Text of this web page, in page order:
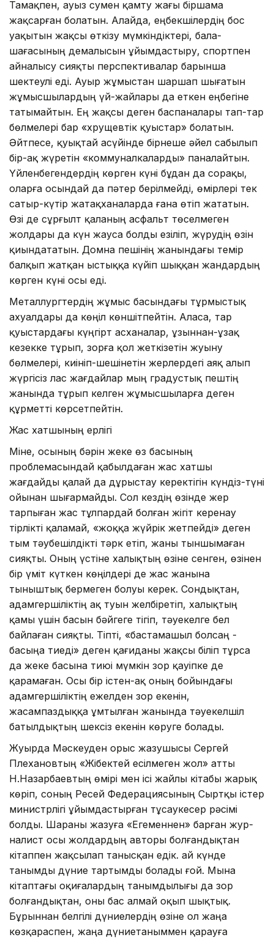
Тамақпен, ауыз сумен қамту жағы біршама
жақсарған бола­тын. Алайда, еңбекшілердің бос
уақытын жақсы өткізу мүмкін­діктері, бала-
шағасының демалысын ұйымдастыру, спортпен
айналысу сияқты перспективалар барынша
шектеулі еді. Ауыр жұмыстан шаршап шығатын
жұмысшылардың үй-жайлары да еткен еңбегіне
татымайтын. Ең жақсы деген баспаналары тап-тар
бөлмелері бар «хрущевтік қуыстар» болатын.
Әйтпесе, қуық­тай асүйінде бірнеше әйел сабылып
бір-ақ жүретін «коммуналкаларды» паналайтын.
Үйленбегендердің көрген күні бұдан да сорақы,
оларға осындай да пәтер берілмейді, өмірлері тек
сатыр-күтір жатақханаларда ғана өтіп жататын.
Өзі де сұрғылт қаланың асфальт төселмеген
жолдары да күн жауса болды езіліп, жүрудің өзін
қиындататын. Домна пешінің жанындағы темір
балқып жатқан ыстыққа күйіп шыққан жандардың
көрген күні осы еді.
Металлургтердің жұмыс ба­сындағы тұрмыстық
ахуалдары да көңіл көншітпейтін. Аласа, тар
қуыстардағы күңгірт асханалар, ұзыннан-ұзақ
кезекке тұрып, зорға қол жеткізетін жуыну
бөлмелері, киініп-шешінетін жерлердегі аяқ алып
жүргісіз лас жағдайлар мың градустық пештің
жанында тұрып келген жұмысшыларға деген
құрметті көрсетпейтін.
Жас хатшының ерлігі
Міне, осының бәрін жеке өз басының
проблемасындай қабылдаған жас хатшы
жағдайды қалай да дұрыстау керектігін күн­діз-түні
ойынан шығармайды. Сол кездің өзінде жер
тарпыған жас тұлпардай болған жігіт керенау
тірлікті қаламай, «жоққа жүйрік жетпейді» деген
тым тәубешілдікті тәрк етіп, жаны тыншымаған
сияқты. Оның үстіне халықтың өзіне сенген, өзінен
бір үміт күткен көңілдері де жас жанына
тыныштық бермеген болуы керек. Сондықтан,
адамгершіліктің ақ туын желбіретіп, халықтың
қамы үшін басын бәйгеге тігіп, тәуекелге бел
байлаған сияқты. Тіпті, «бастамашыл болсаң -
басыңа тиеді» деген қағиданы жақсы біліп тұрса
да жеке басына тиюі мүмкін зор қауіпке де
қарамаған. Осы бір істен-ақ оның бойындағы
адамгершіліктің ежелден зор екенін,
жасампаздыққа ұмтылған жанында тәуекелшіл
батылдықтың шексіз екенін кө­руге болады.
Жуырда Мәскеуден орыс жазушысы Сергей
Плехановтың «Жібектей есілмеген жол» атты
Н.Назарбаевтың өмірі мен ісі жайлы кітабы жарық
көріп, соның Ресей Федерациясының Сыртқы істер
министрлігі ұйымдастырған тұсаукесер рәсімі
болды. Шараны жазуға «Егеменнен» барған жур­
налист осы жолдардың авторы болғандықтан
кітаппен жақ­сылап танысқан едік. Қай күн­де
танымды дүние тартымды болады ғой. Мына
кітаптағы оқи­ғалардың танымдылығы да зор
болғандықтан, оны бас алмай оқып шықтық.
Бұрыннан бел­гілі дүниелердің өзіне ол жаңа
көзқараспен, жаңа дүниетаныммен қарауға